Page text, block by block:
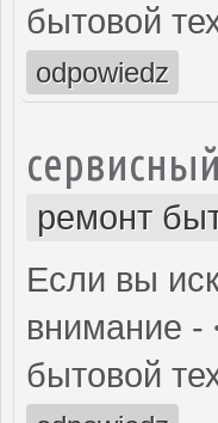
бытовой
odpowiedz
ремонт
Если вы
внимание -
бытовой